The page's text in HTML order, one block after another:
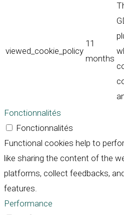
viewed_cookie_policy
11
months
Fonctionnalités
Fonctionnalités
Functional cookies help to
like sharing the content of the
platforms, collect feedbacks,
features.
Performance